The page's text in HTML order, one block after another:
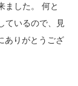
ました。 何と
ているので、見
ありがとうござ